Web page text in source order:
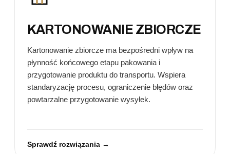
KARTONOWANIE ZBIORCZE
Kartonowanie zbiorcze ma bezpośredni wpływ na
płynność końcowego etapu pakowania i
przygotowanie produktu do transportu. Wspiera
standaryzację procesu, ograniczenie błędów oraz
powtarzalne przygotowanie wysyłek.
Sprawdź rozwiązania →